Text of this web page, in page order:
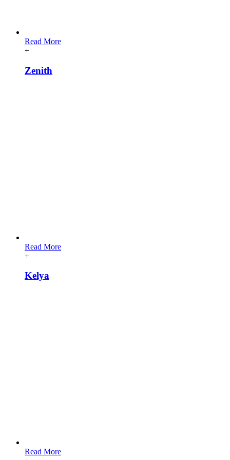
Read More
+
Zenith
Read More
+
Kelya
Read More